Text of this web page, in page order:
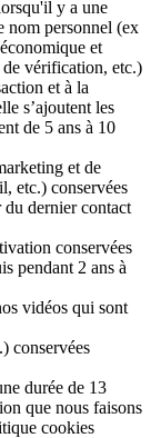
y a une
nom personnel (ex
économique et
vérification, etc.)
et à la
s’ajoutent les
de 5 ans à 10
et de
etc.) conservées
du dernier contact
conservées
pendant 2 ans à
vidéos qui sont
conservées
durée de 13
que nous faisons
cookies